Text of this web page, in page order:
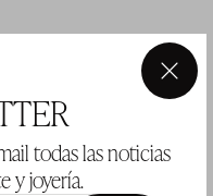
todas las noticias
y joyería.
×